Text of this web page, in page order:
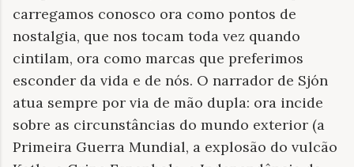
carregamos conosco ora como pontos de
nostalgia, que nos tocam toda vez quando
cintilam, ora como marcas que preferimos
esconder da vida e de nós. O narrador de Sjón
atua sempre por via de mão dupla: ora incide
sobre as circunstâncias do mundo exterior (a
Primeira Guerra Mundial, a explosão do vulcão